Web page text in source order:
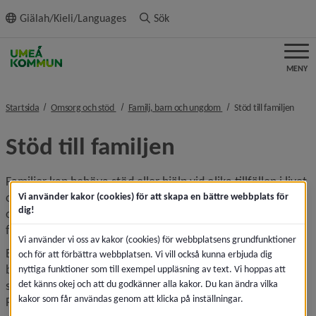
innehållet
Giälah/Kieli/Languages Sök
MENY
Startsida Omsorg och stöd nivå i brödsmulenavigeringen
Familj, barn och ungdom nivå i
Stöd till familjennivå i
Stöd till familjen
Familjer kan behöva stöd eller hjälp vid olika tillfällen i livet
och behovet av hjälp varierar. På dessa sidor kan du läsa
om socialtjänstens utbildningar i föräldraskap,
familjecentralerna och annat familjestöd.
En del av stödet är öppet för alla och det är bara att
besöka verksamheten eller kontakta den för att ta del av
stödet, exempelvis familjecentralernas öppna förskola och
Föräldrasupporten. För annat stöd krävs att en
Vi använder kakor (cookies) för att skapa en bättre webbplats för
dig!
Vi använder vi oss av kakor (cookies) för webbplatsens grundfunktioner
och för att förbättra webbplatsen. Vi vill också kunna erbjuda dig
nyttiga funktioner som till exempel uppläsning av text. Vi hoppas att
det känns okej och att du godkänner alla kakor. Du kan ändra vilka
kakor som får användas genom att klicka på inställningar.